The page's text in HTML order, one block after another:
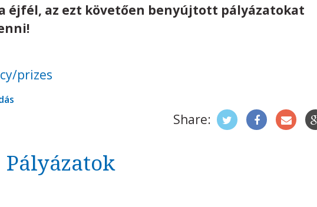
éjfél, az ezt követően benyújtott pályázatokat
prizes
Share:
Pályázatok